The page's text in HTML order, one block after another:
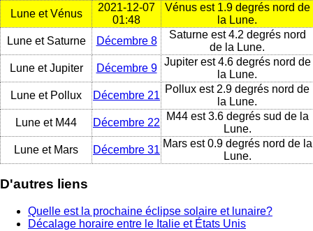
Lune et Vénus
2021-12-07
01:48
Vénus est 1.9 degrés nord de
la Lune.
Lune et Saturne
Décembre 8
Saturne est 4.2 degrés nord
de la Lune.
Lune et Jupiter
Décembre 9
Jupiter est 4.6 degrés nord de
la Lune.
Lune et Pollux
Décembre 21
Pollux est 2.9 degrés nord de
la Lune.
Lune et M44
Décembre 22
M44 est 3.6 degrés sud de la
Lune.
Lune et Mars
Décembre 31
Mars est 0.9 degrés nord de la
Lune.
D'autres liens
Quelle est la prochaine éclipse solaire et lunaire?
Décalage horaire entre le Italie et États Unis